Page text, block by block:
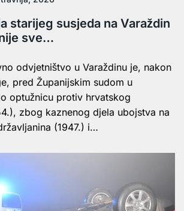
starijeg susjeda na Varaždin
sve…
odvjetništvo u Varaždinu je, nakon
pred Županijskim sudom u
optužnicu protiv hrvatskog
zbog kaznenog djela ubojstva na
(1947.) i…